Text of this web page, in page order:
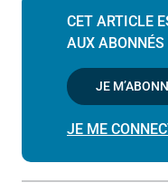
CET ARTICLE
AUX ABONNÉS
JE
JE ME